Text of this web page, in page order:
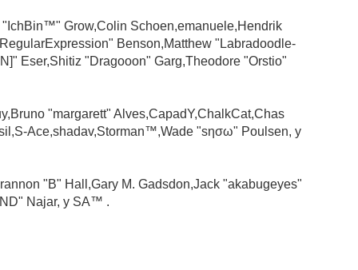
Grow,Colin Schoen,emanuele,Hendrik
Benson,Matthew "Labradoodle-
Eser,Shitiz "Dragooon" Garg,Theodore "Orstio"
"margarett" Alves,CapadY,ChalkCat,Chas
Ace,shadav,Storman™,Wade "sησω" Poulsen, y
"B" Hall,Gary M. Gadsdon,Jack "akabugeyes"
Najar, y SA™ .